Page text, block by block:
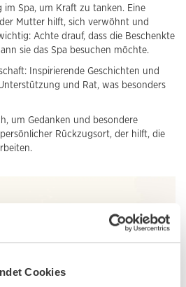
Cookies
im Spa, um Kraft zu tanken. Eine
Mutter hilft, sich verwöhnt und
Achte drauf, dass die Beschenkte
sie das Spa besuchen möchte.
Inspirierende Geschichten und
und Rat, was besonders
um Gedanken und besondere
Rückzugsort, der hilft, die